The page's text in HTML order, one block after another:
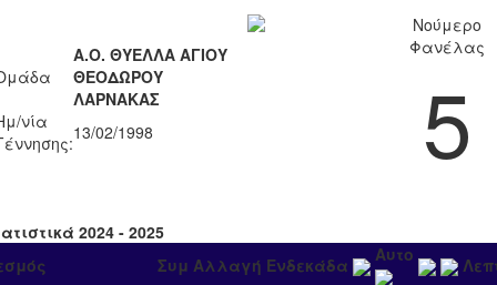
Α.Ο. ΘΥΕΛΛΑ ΑΓΙΟΥ
ΘΕΟΔΩΡΟΥ
ΛΑΡΝΑΚΑΣ
νία
13/02/1998
Νούμερο
Φανέλας
5
2024 - 2025
Συμ Αλλαγή Ενδεκάδα Αυτο